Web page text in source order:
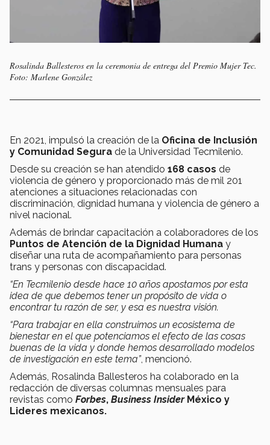
Rosalinda Ballesteros en la ceremonia de entrega del Premio Mujer Tec.
Foto: Marlene González
En 2021, impulsó la creación de la Oficina de Inclusión
y Comunidad Segura de la Universidad Tecmilenio.
Desde su creación se han atendido 168 casos de
violencia de género y proporcionado más de mil 201
atenciones a situaciones relacionadas con
discriminación, dignidad humana y violencia de género a
nivel nacional.
Además de brindar capacitación a colaboradores de los
Puntos de Atención de la Dignidad Humana y
diseñar una ruta de acompañamiento para personas
trans y personas con discapacidad.
“En Tecmilenio desde hace 10 años apostamos por esta
idea de que debemos tener un propósito de vida o
encontrar tu razón de ser, y esa es nuestra visión.
“Para trabajar en ella construimos un ecosistema de
bienestar en el que potenciamos el efecto de las cosas
buenas de la vida y donde hemos desarrollado modelos
de investigación en este tema”, mencionó.
Además, Rosalinda Ballesteros ha colaborado en la
redacción de diversas columnas mensuales para
revistas como Forbes, Business Insider México y
Lideres mexicanos.